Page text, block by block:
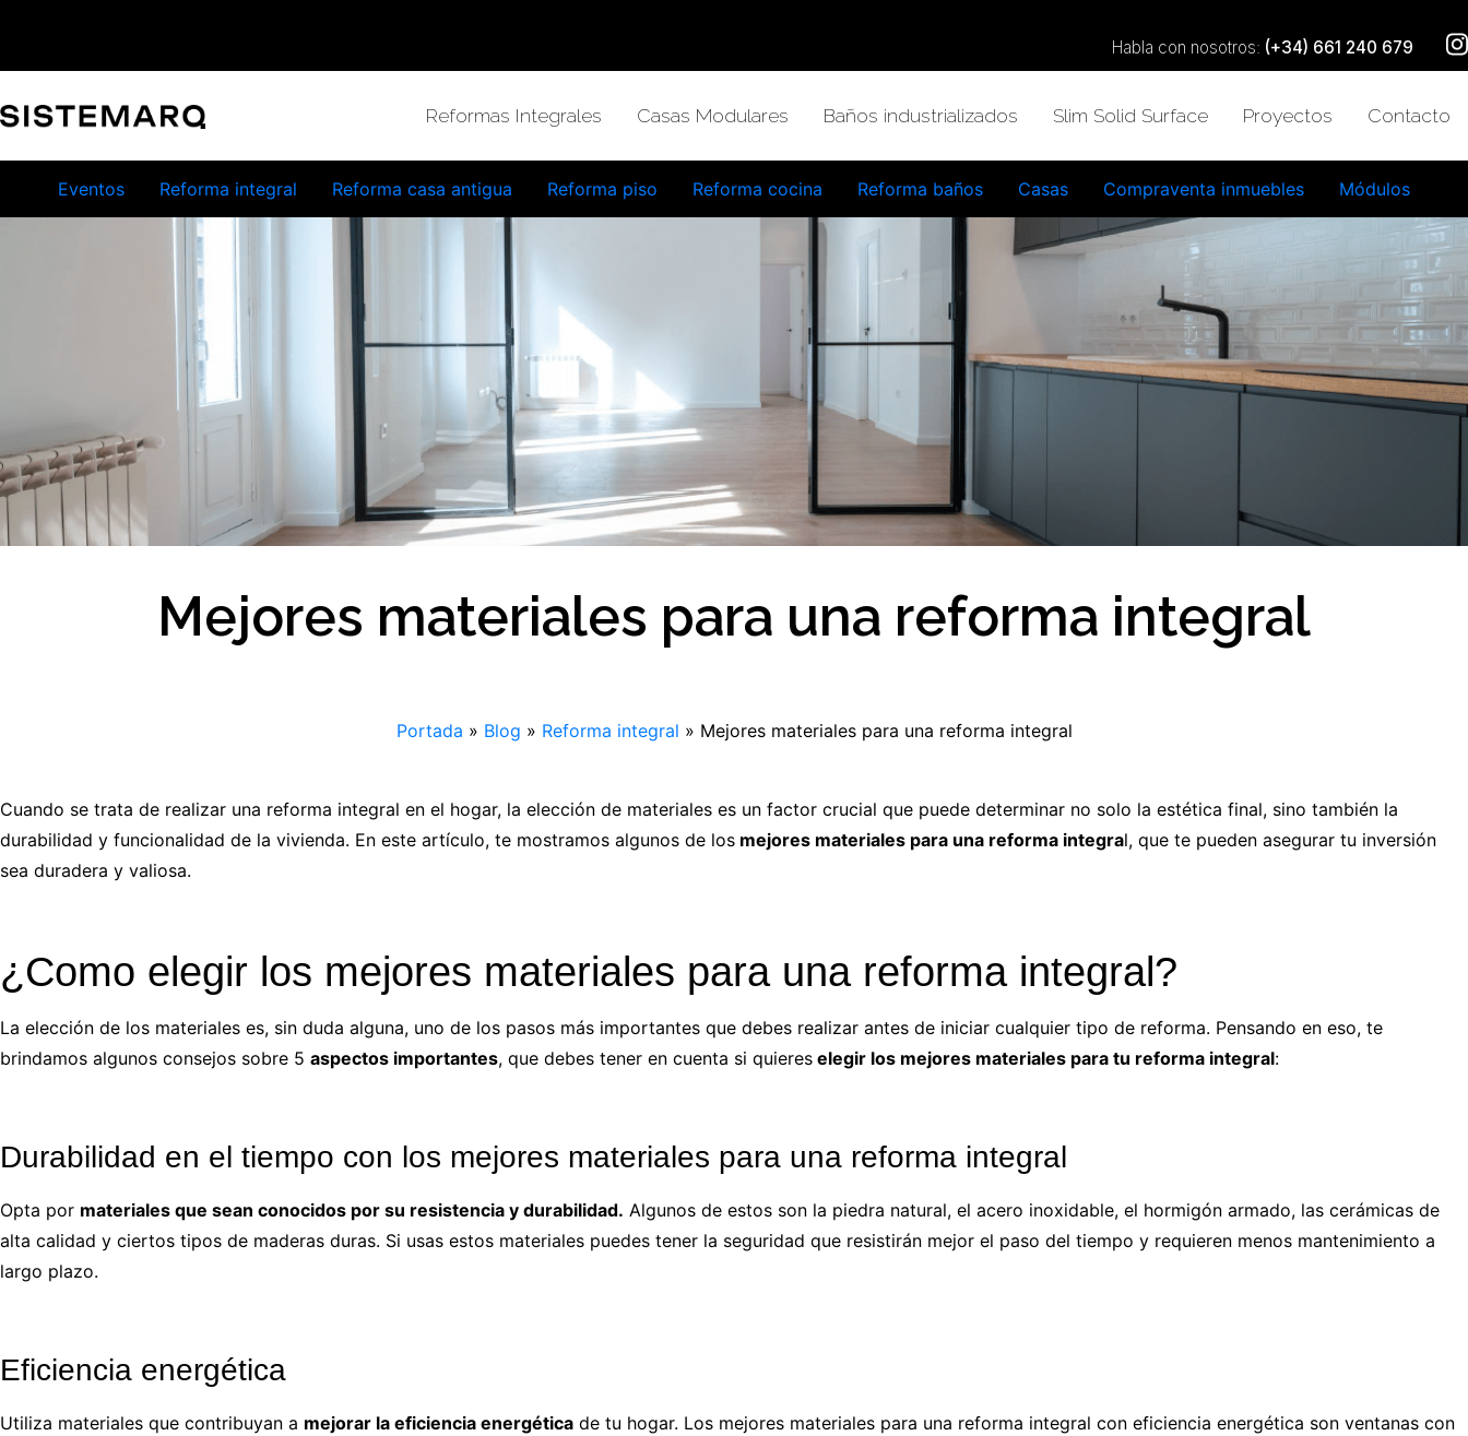
Habla con nosotros: (+34) 661 240 679
Reformas Integrales Casas Modulares Baños industrializados Slim Solid Surface Proyectos Contacto
Eventos Reforma integral Reforma casa antigua Reforma piso Reforma cocina Reforma baños Casas Compraventa inmuebles Módulos
Mejores materiales para una reforma integral
Portada » Blog » Reforma integral » Mejores materiales para una reforma integral
Cuando se trata de realizar una reforma integral en el hogar, la elección de materiales es un factor crucial que puede determinar no solo la estética final, sino también la
durabilidad y funcionalidad de la vivienda. En este artículo, te mostramos algunos de los mejores materiales para una reforma integral, que te pueden asegurar tu inversión
sea duradera y valiosa.
¿Como elegir los mejores materiales para una reforma integral?
La elección de los materiales es, sin duda alguna, uno de los pasos más importantes que debes realizar antes de iniciar cualquier tipo de reforma. Pensando en eso, te
brindamos algunos consejos sobre 5 aspectos importantes, que debes tener en cuenta si quieres elegir los mejores materiales para tu reforma integral:
Durabilidad en el tiempo con los mejores materiales para una reforma integral
Opta por materiales que sean conocidos por su resistencia y durabilidad. Algunos de estos son la piedra natural, el acero inoxidable, el hormigón armado, las cerámicas de
alta calidad y ciertos tipos de maderas duras. Si usas estos materiales puedes tener la seguridad que resistirán mejor el paso del tiempo y requieren menos mantenimiento a
largo plazo.
Eficiencia energética
Utiliza materiales que contribuyan a mejorar la eficiencia energética de tu hogar. Los mejores materiales para una reforma integral con eficiencia energética son ventanas con